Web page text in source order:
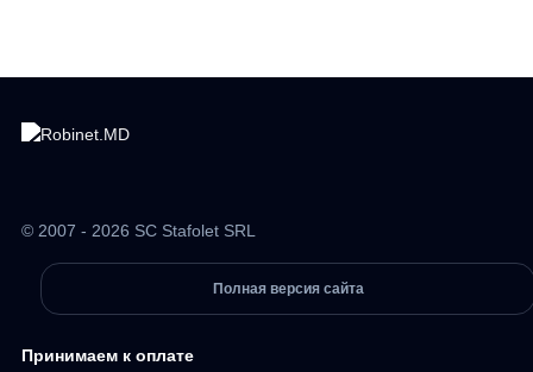
© 2007 - 2026 SC Stafolet SRL
Полная версия сайта
Принимаем к оплате